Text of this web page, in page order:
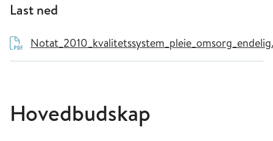
Last ned
Hovedbudskap